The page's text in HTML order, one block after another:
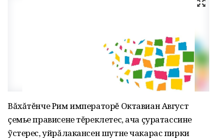
Вăхăтĕнче Рим императорĕ Октавиан Август
çемье прависене тĕреклетес, ача çуратассине
ỹстерес, уйрăлакансен шутне чакарас пирки